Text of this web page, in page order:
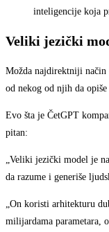
inteligencije koja
Veliki jezički
Možda najdirektniji
od nekog od njih da opiše
Evo šta je ČetGPT
pitan:
„Veliki jezički model je
da razume i generiše
„On koristi arhitekturu
milijardama parametara,